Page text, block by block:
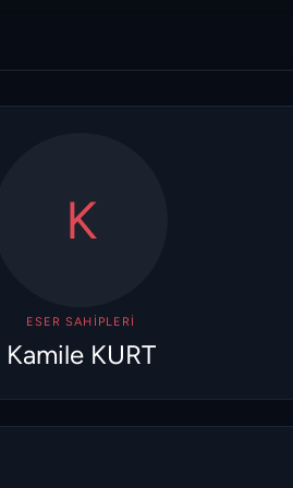
K
ESER SAHIPLERI
Kamile KURT